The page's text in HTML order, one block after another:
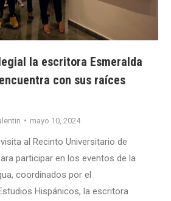
la escritora Esmeralda
con sus raíces
mayo 10, 2024
al Recinto Universitario de
participar en los eventos de la
coordinados por el
Hispánicos, la escritora